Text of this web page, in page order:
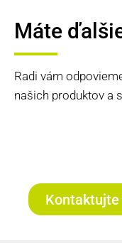
Máte
Radi vám
našich produktov a
Kontaktujte